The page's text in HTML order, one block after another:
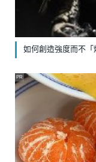
如何創造強度而不
PR